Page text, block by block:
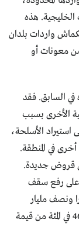
الخليجية. هذه
واردات بلدان
معونات أو
في السابق. فقد
الأخرى بسبب
الأسلحة،
في المنطقة.
قروض جديدة.
على رفع سقف
مليار دولار إلى أكثر من 18 مليارا ونصف مليار
دولار، ما يعني أن نسبة الديْن العام سترتفع من 46 في المئة من قيمة